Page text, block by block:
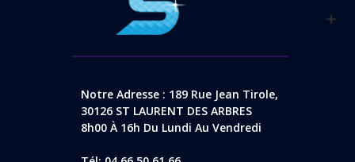
Notre Adresse : 189 Rue Jean Tirole,
30126 ST LAURENT DES ARBRES
8h00 À 16h Du Lundi Au Vendredi